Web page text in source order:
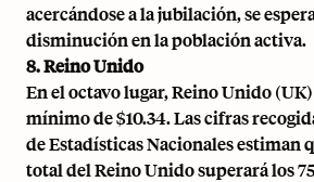
acercándose a la jubilación, se
disminución en la población activa.
8. Reino Unido
En el octavo lugar, Reino Unido
mínimo de $10.34. Las cifras
de Estadísticas Nacionales estiman
total del Reino Unido superará los